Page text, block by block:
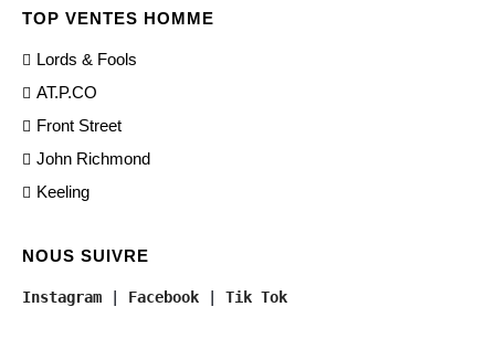
TOP VENTES HOMME
Lords & Fools
AT.P.CO
Front Street
John Richmond
Keeling
NOUS SUIVRE
Instagram | Facebook | Tik Tok